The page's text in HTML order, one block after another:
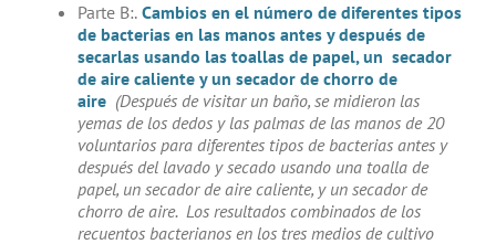
Parte B:. Cambios en el número de diferentes tipos
de bacterias en las manos antes y después de
secarlas usando las toallas de papel, un secador
de aire caliente y un secador de chorro de
aire (Después de visitar un baño, se midieron las
yemas de los dedos y las palmas de las manos de 20
voluntarios para diferentes tipos de bacterias antes y
después del lavado y secado usando una toalla de
papel, un secador de aire caliente, y un secador de
chorro de aire. Los resultados combinados de los
recuentos bacterianos en los tres medios de cultivo